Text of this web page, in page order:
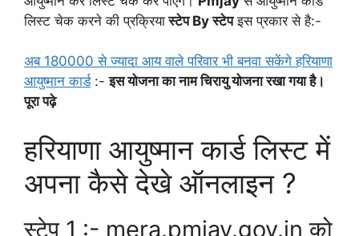
लिस्ट चेक करने की प्रक्रियास्टेप By स्टेपइस प्रकार से है:-
अब 180000 से ज्यादा आय वाले परिवार भी बनवा सकेंगे हरियाणा
आयुष्मान कार्ड:-इस योजना का नाम चिरायु योजना रखा गया है।
पूरा पढ़े
हरियाणा आयुष्मान कार्ड लिस्ट में
अपना कैसे देखे ऑनलाइन ?
स्टेप 1 :- mera.pmjay.gov.in को